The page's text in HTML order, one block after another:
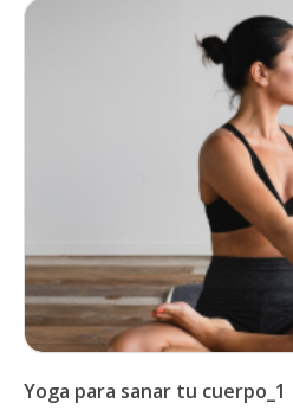
Yoga para sanar tu cuerpo_1